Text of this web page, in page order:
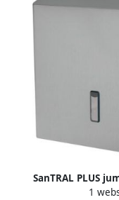
SanTRAL PLUS
groot Smart-
1